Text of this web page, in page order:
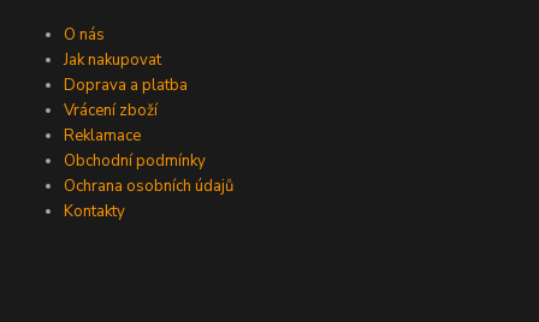
O nás
Jak nakupovat
Doprava a platba
Vrácení zboží
Reklamace
Obchodní podmínky
Ochrana osobních údajů
Kontakty